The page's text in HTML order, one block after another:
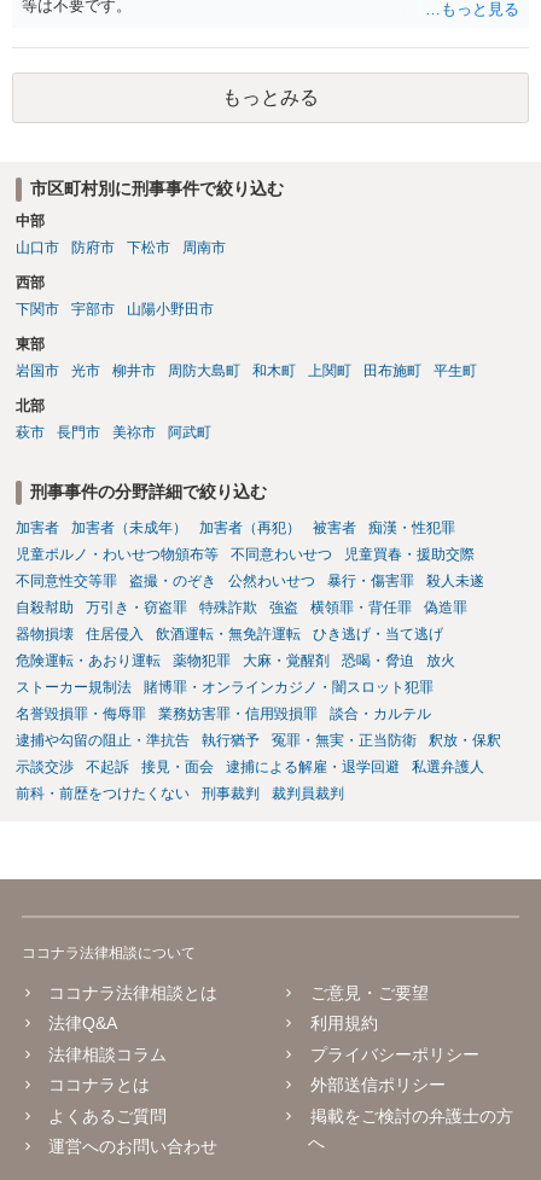
等は不要です。
もっとみる
市区町村別に刑事事件で絞り込む
中部
山口市
防府市 下松市 周南市
西部
下関市
宇部市 山陽小野田市
東部
岩国市
光市 柳井市 周防大島町 和木町 上関町 田布施町 平生町
北部
萩市
長門市 美祢市 阿武町
刑事事件の分野詳細で絞り込む
加害者 加害者（未成年） 加害者（再犯） 被害者
痴漢・性犯罪
児童ポルノ・わいせつ物頒布等
不同意わいせつ
児童買春・援助交際
不同意性交等罪
盗撮・のぞき 公然わいせつ 暴行・傷害罪
殺人未遂
自殺幇助
万引き・窃盗罪 特殊詐欺 強盗 横領罪・背任罪
偽造罪
器物損壊
住居侵入 飲酒運転・無免許運転
ひき逃げ・当て逃げ
危険運転・あおり運転
薬物犯罪 大麻・覚醒剤 恐喝・脅迫
放火
ストーカー規制法
賭博罪・オンラインカジノ・闇スロット犯罪
名誉毀損罪・侮辱罪
業務妨害罪・信用毀損罪
談合・カルテル
逮捕や勾留の阻止・準抗告
執行猶予 冤罪・無実・正当防衛
釈放・保釈
示談交渉
不起訴 接見・面会 逮捕による解雇・退学回避
私選弁護人
前科・前歴をつけたくない
刑事裁判 裁判員裁判
ココナラ法律相談について
ココナラ法律相談とは
法律Q&A
法律相談コラム
ココナラとは
よくあるご質問
運営へのお問い合わせ
ご意見・ご要望
利用規約
プライバシーポリシー
外部送信ポリシー
掲載をご検討の弁護士の方
へ